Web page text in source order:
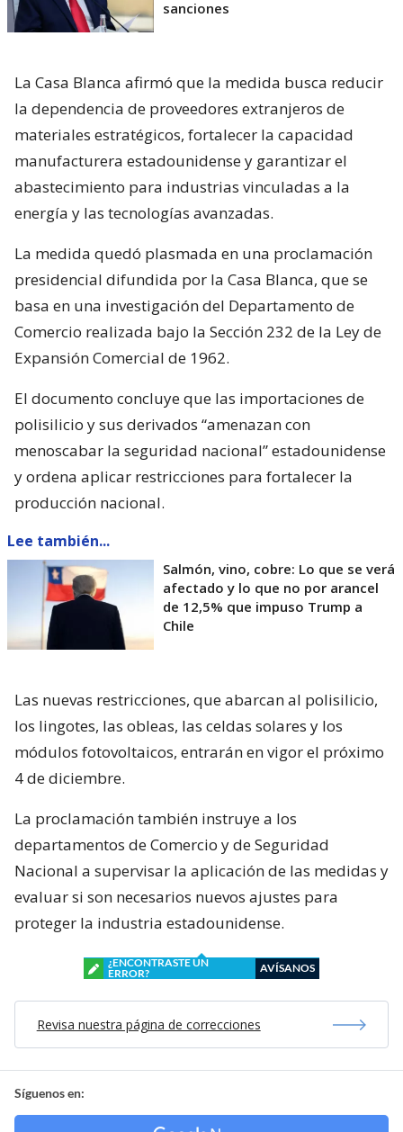
sanciones
La Casa Blanca afirmó que la medida busca reducir
la dependencia de proveedores extranjeros de
materiales estratégicos, fortalecer la capacidad
manufacturera estadounidense y garantizar el
abastecimiento para industrias vinculadas a la
energía y las tecnologías avanzadas.
La medida quedó plasmada en una proclamación
presidencial difundida por la Casa Blanca, que se
basa en una investigación del Departamento de
Comercio realizada bajo la Sección 232 de la Ley de
Expansión Comercial de 1962.
El documento concluye que las importaciones de
polisilicio y sus derivados “amenazan con
menoscabar la seguridad nacional” estadounidense
y ordena aplicar restricciones para fortalecer la
producción nacional.
Lee también...
Salmón, vino, cobre: Lo que se verá
afectado y lo que no por arancel
de 12,5% que impuso Trump a
Chile
Las nuevas restricciones, que abarcan al polisilicio,
los lingotes, las obleas, las celdas solares y los
módulos fotovoltaicos, entrarán en vigor el próximo
4 de diciembre.
La proclamación también instruye a los
departamentos de Comercio y de Seguridad
Nacional a supervisar la aplicación de las medidas y
evaluar si son necesarios nuevos ajustes para
proteger la industria estadounidense.
¿ENCONTRASTE UN
ERROR?
AVÍSANOS
Revisa nuestra página de correcciones
Síguenos en: